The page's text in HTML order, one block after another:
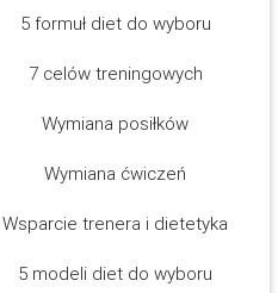
5 formuł diet do wyboru
7 celów treningowych
Wymiana posiłków
Wymiana ćwiczeń
Wsparcie trenera i dietetyka
5 modeli diet do wyboru